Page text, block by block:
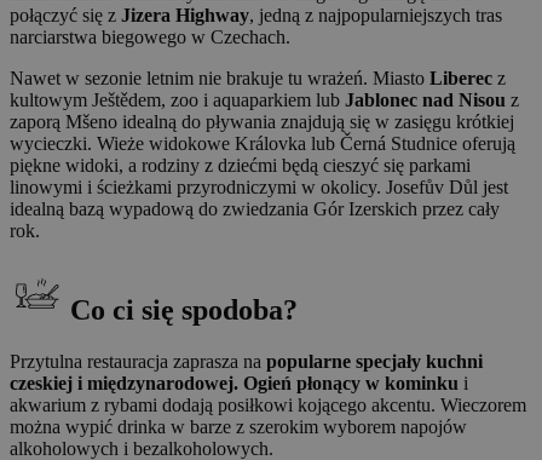
połączyć się z Jizera Highway, jedną z najpopularniejszych tras
narciarstwa biegowego w Czechach.
Nawet w sezonie letnim nie brakuje tu wrażeń. Miasto Liberec z
kultowym Ještědem, zoo i aquaparkiem lub Jablonec nad Nisou z
zaporą Mšeno idealną do pływania znajdują się w zasięgu krótkiej
wycieczki. Wieże widokowe Královka lub Černá Studnice oferują
piękne widoki, a rodziny z dziećmi będą cieszyć się parkami
linowymi i ścieżkami przyrodniczymi w okolicy. Josefův Důl jest
idealną bazą wypadową do zwiedzania Gór Izerskich przez cały
rok.
Co ci się spodoba?
Przytulna restauracja zaprasza na popularne specjały kuchni
czeskiej i międzynarodowej. Ogień płonący w kominku i
akwarium z rybami dodają posiłkowi kojącego akcentu. Wieczorem
można wypić drinka w barze z szerokim wyborem napojów
alkoholowych i bezalkoholowych.